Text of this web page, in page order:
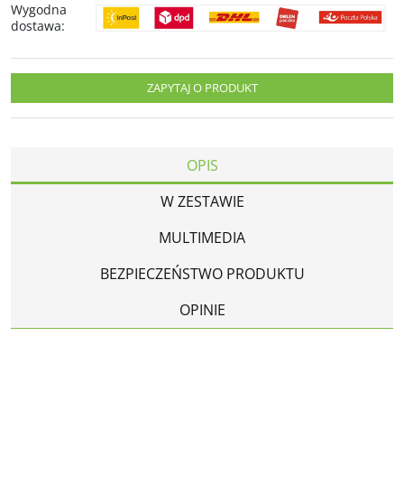
Wygodna
dostawa:
ZAPYTAJ O PRODUKT
OPIS
W ZESTAWIE
MULTIMEDIA
BEZPIECZEŃSTWO PRODUKTU
OPINIE